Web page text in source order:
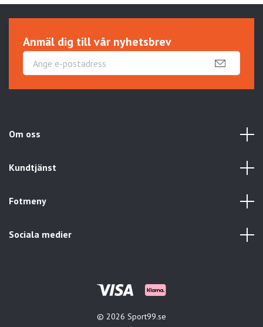
Anmäl dig till vår nyhetsbrev
Om oss
Kundtjänst
Fotmeny
Sociala medier
© 2026 Sport99.se